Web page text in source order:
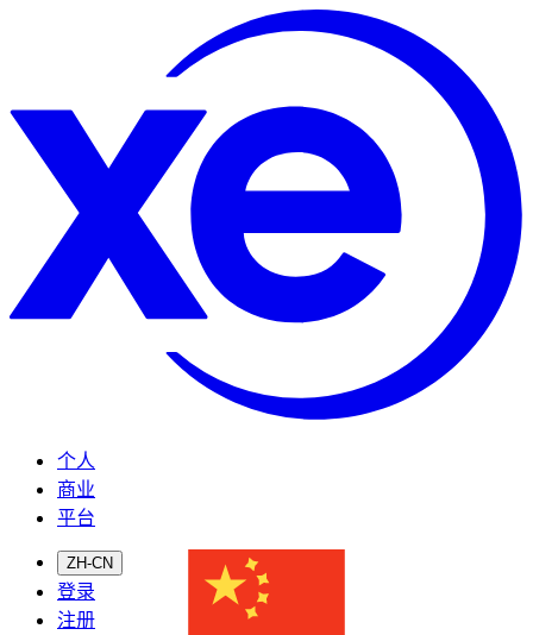
个人
商业
平台
ZH-CN
登录
注册